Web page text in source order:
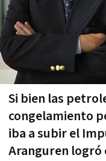
Si bien las
congelamiento
iba a subir el
Aranguren logró